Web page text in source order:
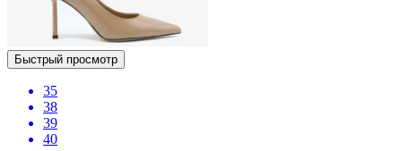
Быстрый просмотр
35
38
39
40